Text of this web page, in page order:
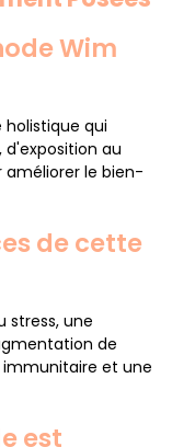
Wim
qui
au
le bien-
de cette
stress, une
de
et une
est